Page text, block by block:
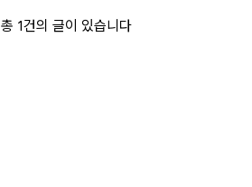
총 1건의 글이 있습니다